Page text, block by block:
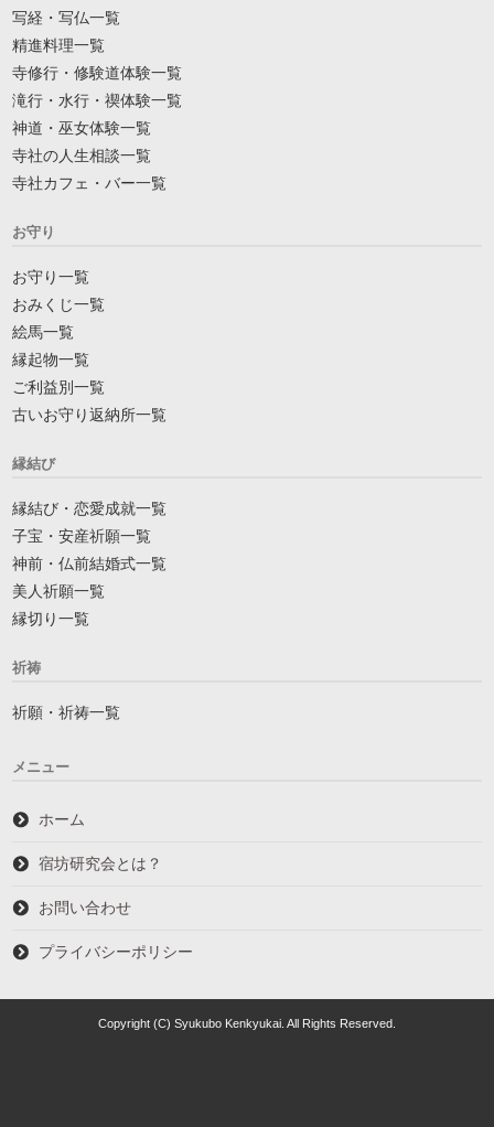
写経・写仏一覧
精進料理一覧
寺修行・修験道体験一覧
滝行・水行・禊体験一覧
神道・巫女体験一覧
寺社の人生相談一覧
寺社カフェ・バー一覧
お守り
お守り一覧
おみくじ一覧
絵馬一覧
縁起物一覧
ご利益別一覧
古いお守り返納所一覧
縁結び
縁結び・恋愛成就一覧
子宝・安産祈願一覧
神前・仏前結婚式一覧
美人祈願一覧
縁切り一覧
祈祷
祈願・祈祷一覧
メニュー
ホーム
宿坊研究会とは？
お問い合わせ
プライバシーポリシー
Copyright (C) Syukubo Kenkyukai. All Rights Reserved.